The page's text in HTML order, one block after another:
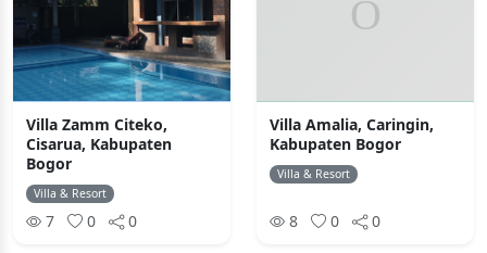
Villa Zamm Citeko,
Cisarua, Kabupaten
Bogor
Villa & Resort
7 0 0
Villa Amalia, Caringin,
Kabupaten Bogor
Villa & Resort
8 0 0